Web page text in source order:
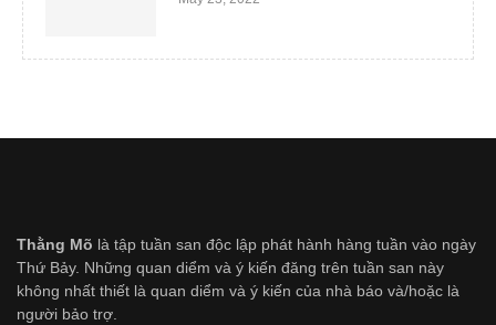
Thằng Mõ là tập tuần san độc lập phát hành hàng tuần vào ngày
Thứ Bảy. Những quan diểm và ý kiến đăng trên tuần san này
không nhất thiết là quan diểm và ý kiến của nhà báo và/hoặc là
người bảo trợ.